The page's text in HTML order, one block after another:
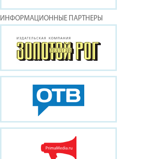
ИНФОРМАЦИОННЫЕ ПАРТНЕРЫ